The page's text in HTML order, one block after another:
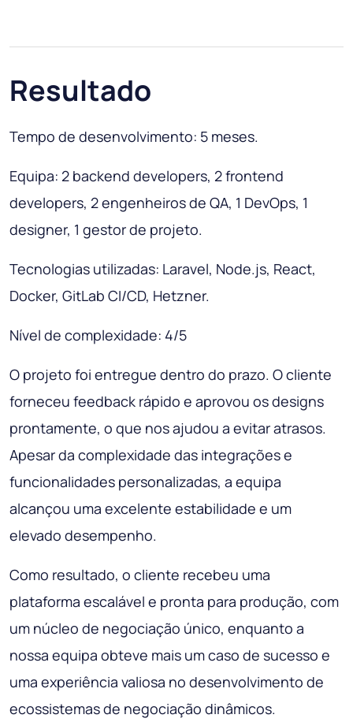
Resultado
Tempo de desenvolvimento: 5 meses.
Equipa: 2 backend developers, 2 frontend
developers, 2 engenheiros de QA, 1 DevOps, 1
designer, 1 gestor de projeto.
Tecnologias utilizadas: Laravel, Node.js, React,
Docker, GitLab CI/CD, Hetzner.
Nível de complexidade: 4/5
O projeto foi entregue dentro do prazo. O cliente
forneceu feedback rápido e aprovou os designs
prontamente, o que nos ajudou a evitar atrasos.
Apesar da complexidade das integrações e
funcionalidades personalizadas, a equipa
alcançou uma excelente estabilidade e um
elevado desempenho.
Como resultado, o cliente recebeu uma
plataforma escalável e pronta para produção, com
um núcleo de negociação único, enquanto a
nossa equipa obteve mais um caso de sucesso e
uma experiência valiosa no desenvolvimento de
ecossistemas de negociação dinâmicos.